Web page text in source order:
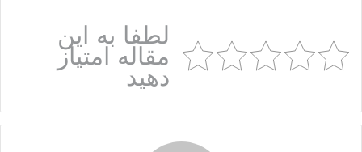
لطفا به این
مقاله امتیاز
دهید